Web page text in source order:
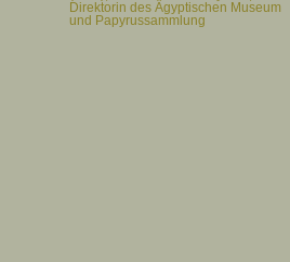
Direktorin des Ägyptischen Museum
und Papyrussammlung